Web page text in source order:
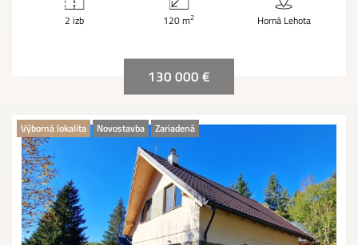
2 izb 120 m2 Horná Lehota
130 000 €
Výborná lokalita Novostavba Zariadená